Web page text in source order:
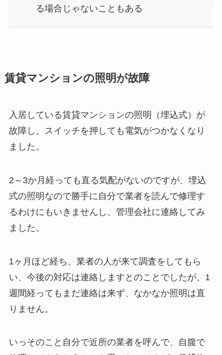
る場合じゃないこともある
賃貸マンションの照明が故障
入居している賃貸マンションの照明（埋込式）が
故障し、スイッチを押しても電気がつかなくなり
ました。
2～3か月経っても直る気配がないのですが、埋込
式の照明なので勝手に自分で業者を読んで修理す
るわけにもいきませんし、管理会社に連絡してみ
ました。
1ヶ月ほど経ち、業者の人が来て調査をしてもら
い、今後の対応は連絡しますとのことでしたが、1
週間経ってもまだ連絡は来ず、なかなか照明は直
りません。
いっそのこと自分で近所の業者を呼んで、自腹で